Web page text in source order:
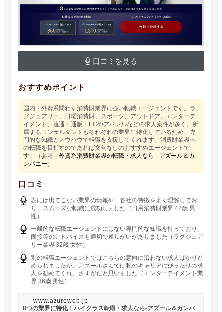
口コミを見る
おすすめポイント
国内・外資系問わず消費財業界に強い転職エージェントです。ラ
グジュアリー、日曜消費財、スポーツ、アウトドア、エンターテ
イメント、流通・通販・ECやアパレルなどの求人案件が多く、所
属するコンサルタントもそれぞれの業界に特化しているため、専
門的な知識とノウハウで転職を支援してくれます。消費財業界へ
の転職を目指すのであれば文句なしのおすすめエージェントで
す。（参考：外資系消費財業界の転職・求人なら - アズール＆カ
ンパニー ）
口コミ
表には出てこない業界の情報や、各社の特徴をよく理解してお
り、スムーズな転職に成功しました（日用消費財業界 42歳 男
性）
一般的な転職エージェントにはない専門的な知識を持っており、
面接等のアドバイスも適切で頼りがいがありました（ラグジュア
リー業界 32歳 女性）
別の転職エージェントではこちらの意向に沿わない求人ばかり進
められましたが、アズールさんでは私のキャリアにぴったりの求
人を勧めてくれ、さすがだと思いました（エンターテイメント業
界 36歳 男性）
www.azureweb.jp
8つの業界に特化！ハイクラス転職・求人なら-アズール＆カンパ